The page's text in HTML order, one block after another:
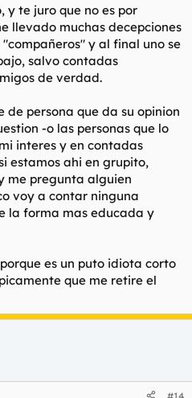
y te juro que no es por
llevado muchas decepciones
y al final uno se
salvo contadas
de verdad.
de persona que da su opinion
-o las personas que lo
interes y en contadas
estamos ahi en grupito,
me pregunta alguien
voy a contar ninguna
la forma mas educada y
es un puto idiota corto
que me retire el